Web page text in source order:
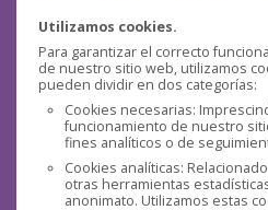
Utilizamos cookies.
Para garantizar el correcto
de nuestro sitio web, utilizamos
pueden dividir en dos categorías:
Cookies necesarias:
funcionamiento de nuestro
fines analíticos o de
Cookies analíticas:
otras herramientas
anonimato. Utilizamos estas
Redes